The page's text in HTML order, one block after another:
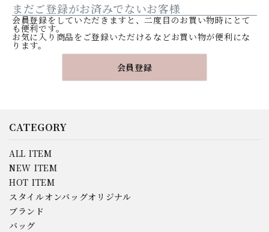
まだご登録がお済みでないお客様
会員登録をしていただきますと、二度目のお買い物時にとて
も便利です。
お気に入り商品をご登録いただけるなどお買い物が便利にな
ります。
会員登録
CATEGORY
ALL ITEM
NEW ITEM
HOT ITEM
スタイルオンバッグオリジナル
ブランド
バッグ